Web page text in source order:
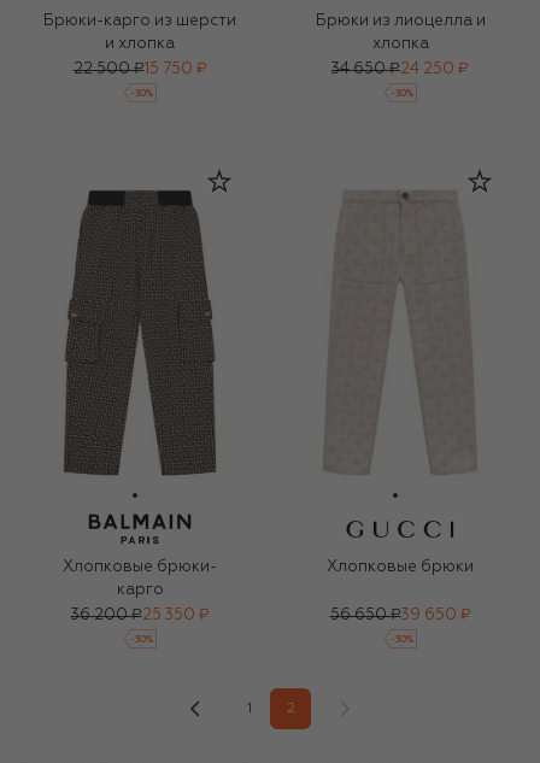
Брюки-карго из шерсти
и хлопка
22 500 ₽15 750 ₽
-30%
Брюки из лиоцелла и
хлопка
34 650 ₽24 250 ₽
-30%
Хлопковые брюки-
карго
36 200 ₽25 350 ₽
-30%
Хлопковые брюки
56 650 ₽39 650 ₽
-30%
1 2